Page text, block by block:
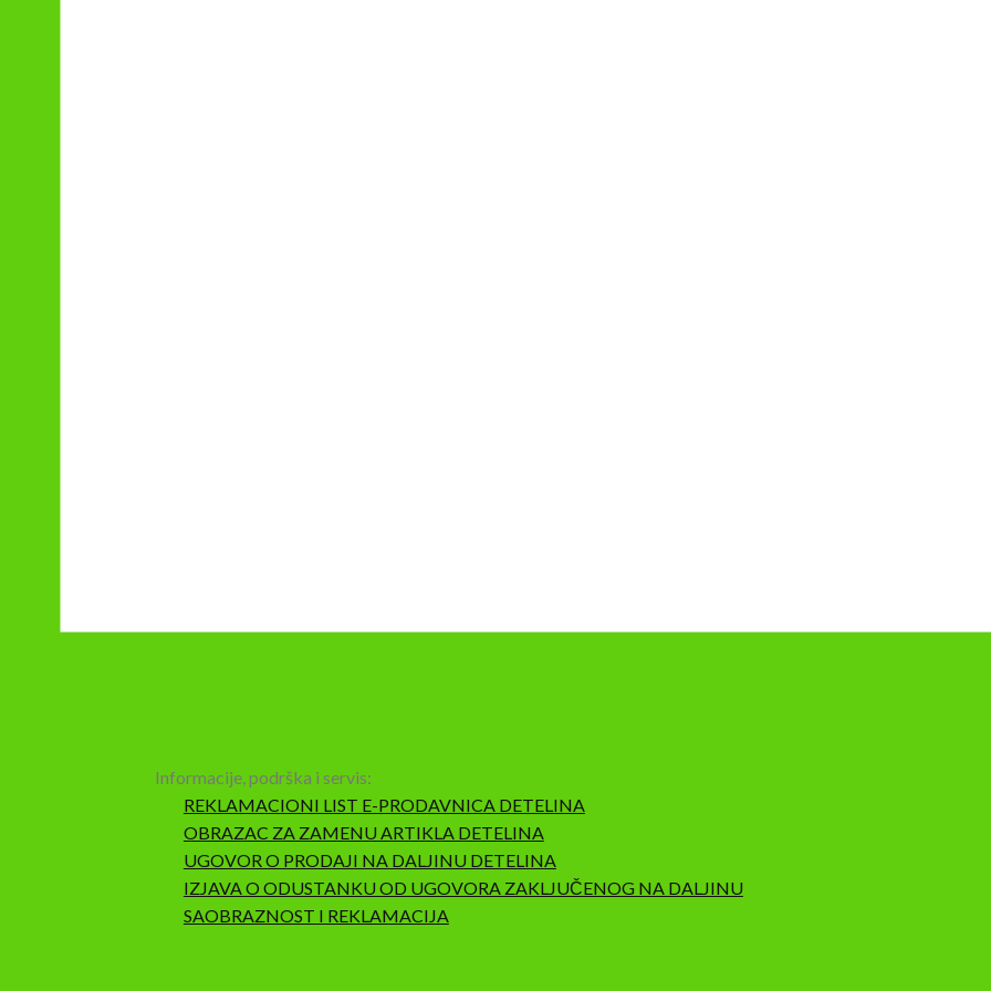
Informacije, podrška i servis:
REKLAMACIONI LIST E-PRODAVNICA DETELINA
OBRAZAC ZA ZAMENU ARTIKLA DETELINA
UGOVOR O PRODAJI NA DALJINU DETELINA
IZJAVA O ODUSTANKU OD UGOVORA ZAKLJUČENOG NA DALJINU
SAOBRAZNOST I REKLAMACIJA